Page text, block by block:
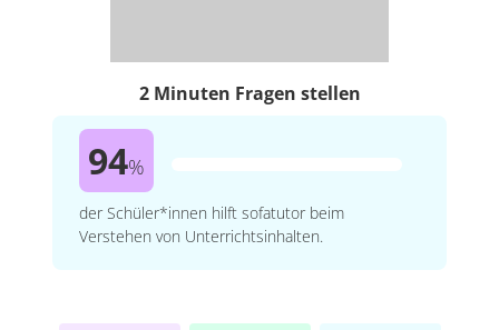
2 Minuten Fragen stellen
94%
der Schüler*innen hilft sofatutor beim
Verstehen von Unterrichtsinhalten.